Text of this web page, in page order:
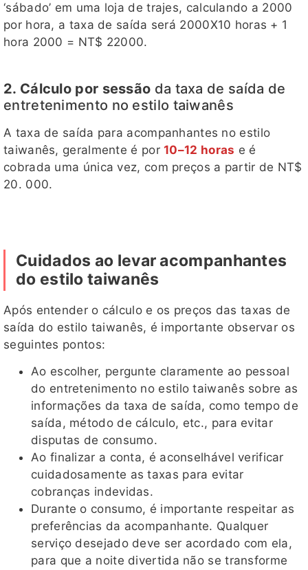
‘sábado’ em uma loja de trajes, calculando a 2000
por hora, a taxa de saída será 2000X10 horas + 1
hora 2000 = NT$ 22000.
2. Cálculo por sessão da taxa de saída de
entretenimento no estilo taiwanês
A taxa de saída para acompanhantes no estilo
taiwanês, geralmente é por10–12 horas e é
cobrada uma única vez, com preços a partir de NT$
20. 000.
Cuidados ao levar acompanhantes
do estilo taiwanês
Após entender o cálculo e os preços das taxas de
saída do estilo taiwanês, é importante observar os
seguintes pontos:
Ao escolher, pergunte claramente ao pessoal
do entretenimento no estilo taiwanês sobre as
informações da taxa de saída, como tempo de
saída, método de cálculo, etc., para evitar
disputas de consumo.
Ao finalizar a conta, é aconselhável verificar
cuidadosamente as taxas para evitar
cobranças indevidas.
Durante o consumo, é importante respeitar as
preferências da acompanhante. Qualquer
serviço desejado deve ser acordado com ela,
para que a noite divertida não se transforme